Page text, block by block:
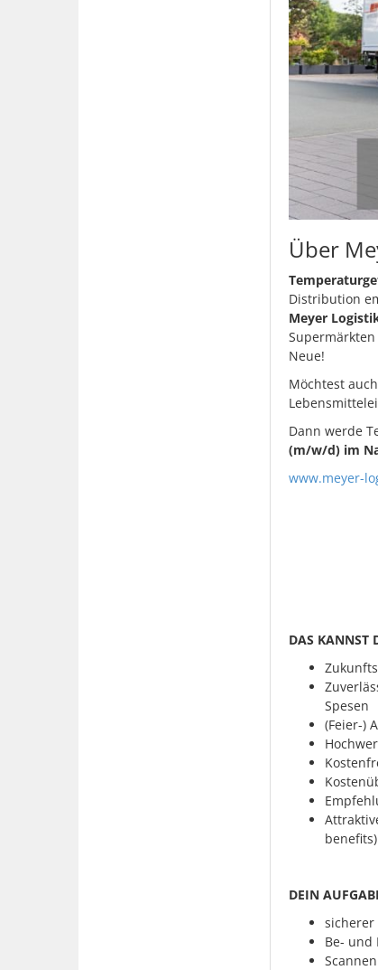
Über
Distribution
Meyer
Neue!
Möchtest
Dann werde
(m/w/d) im
www.meyer-
DAS KANNST
Spesen
(Feier-)
benefits)
DEIN
sicherer
Be- und